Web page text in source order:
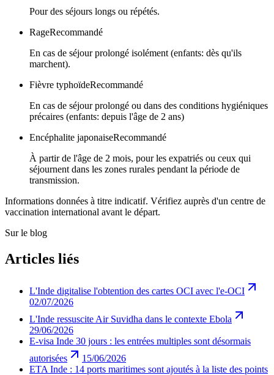
Pour des séjours longs ou répétés.
RageRecommandé
En cas de séjour prolongé isolément (enfants: dès qu'ils
marchent).
Fièvre typhoïdeRecommandé
En cas de séjour prolongé ou dans des conditions hygiéniques
précaires (enfants: depuis l'âge de 2 ans)
Encéphalite japonaiseRecommandé
À partir de l'âge de 2 mois, pour les expatriés ou ceux qui
séjournent dans les zones rurales pendant la période de
transmission.
Informations données à titre indicatif. Vérifiez auprès d'un centre de
vaccination international avant le départ.
Sur le blog
Articles liés
L'Inde digitalise l'obtention des cartes OCI avec l'e-OCI
02/07/2026
L'Inde ressuscite Air Suvidha dans le contexte Ebola
29/06/2026
E-visa Inde 30 jours : les entrées multiples sont désormais
autorisées
15/06/2026
ETA Inde : 14 ports maritimes sont ajoutés à la liste des points